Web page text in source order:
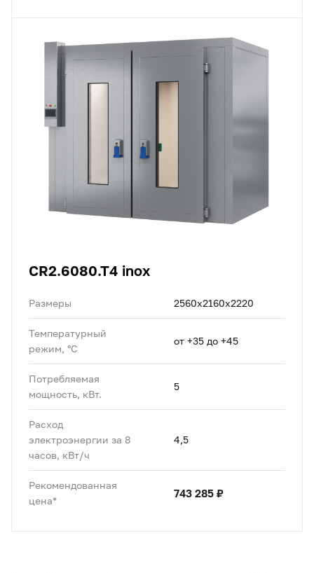
CR2.6080.T4 inox
Размеры 2560х2160х2220
Температурный
режим, °C
от +35 до +45
Потребляемая
мощность, кВт.
5
Расход
электроэнергии за 8
часов, кВт/ч
4,5
Рекомендованная
цена*
743 285 ₽